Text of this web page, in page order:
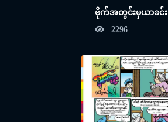
ဗိုက်အတွင်းမှယာခင်း
2296